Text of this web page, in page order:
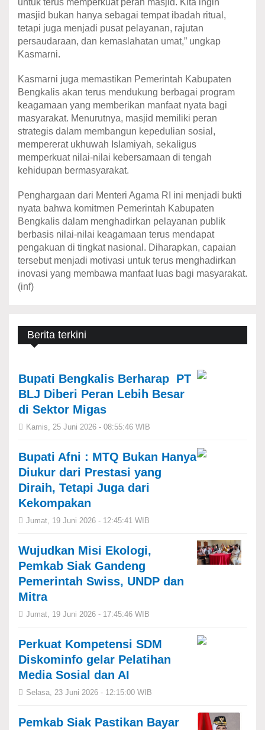
masjid bukan hanya sebagai tempat ibadah ritual,
tetapi juga menjadi pusat pelayanan, rajutan
persaudaraan, dan kemaslahatan umat,” ungkap
Kasmarni.
Kasmarni juga memastikan Pemerintah Kabupaten
Bengkalis akan terus mendukung berbagai program
keagamaan yang memberikan manfaat nyata bagi
masyarakat. Menurutnya, masjid memiliki peran
strategis dalam membangun kepedulian sosial,
mempererat ukhuwah Islamiyah, sekaligus
memperkuat nilai-nilai kebersamaan di tengah
kehidupan bermasyarakat.
Penghargaan dari Menteri Agama RI ini menjadi bukti
nyata bahwa komitmen Pemerintah Kabupaten
Bengkalis dalam menghadirkan pelayanan publik
berbasis nilai-nilai keagamaan terus mendapat
pengakuan di tingkat nasional. Diharapkan, capaian
tersebut menjadi motivasi untuk terus menghadirkan
inovasi yang membawa manfaat luas bagi masyarakat.
(inf)
Berita terkini
Bupati Bengkalis Berharap PT
BLJ Diberi Peran Lebih Besar
di Sektor Migas
Kamis, 25 Juni 2026 - 08:55:46 WIB
Bupati Afni : MTQ Bukan Hanya
Diukur dari Prestasi yang
Diraih, Tetapi Juga dari
Kekompakan
Jumat, 19 Juni 2026 - 12:45:41 WIB
Wujudkan Misi Ekologi,
Pemkab Siak Gandeng
Pemerintah Swiss, UNDP dan
Mitra
Jumat, 19 Juni 2026 - 17:45:46 WIB
Perkuat Kompetensi SDM
Diskominfo gelar Pelatihan
Media Sosial dan AI
Selasa, 23 Juni 2026 - 12:15:00 WIB
Pemkab Siak Pastikan Bayar